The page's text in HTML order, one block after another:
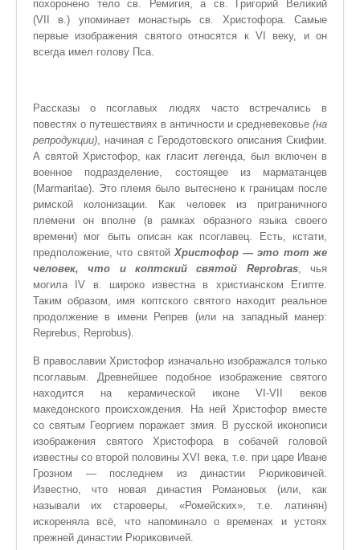
похоронено тело св. Ремигия, а св. Григорий Великий
(VII в.) упоминает монастырь св. Христофора. Самые
первые изображения святого относятся к VI веку, и он
всегда имел голову Пса.
Рассказы о псоглавых людях часто встречались в
повестях о путешествиях в античности и средневековье (на
репродукции), начиная с Геродотовского описания Скифии.
А святой Христофор, как гласит легенда, был включен в
военное подразделение, состоящее из марматанцев
(Marmaritae). Это племя было вытеснено к границам после
римской колонизации. Как человек из приграничного
племени он вполне (в рамках образного языка своего
времени) мог быть описан как псоглавец. Есть, кстати,
предположение, что cвятойХристофор — это тот же
человек, что и коптский cвятой Reprobras, чья
могила IV в. широко известна в христианском Египте.
Таким образом, имя коптского святого находит реальное
продолжение в имени Репрев (или на западный манер:
Reprebus, Reprobus).
В православии Христофор изначально изображался только
псоглавым. Древнейшее подобное изображение святого
находится на керамической иконе VI-VII веков
македонского происхождения. На ней Христофор вместе
со святым Георгием поражает змия. В русской иконописи
изображения святого Христофора в собачей головой
известны со второй половины XVI века, т.е. при царе Иване
Грозном — последнем из династии Рюриковичей.
Известно, что новая династия Романовых (или, как
называли их староверы, «Ромейских», т.е. латинян)
искореняла всё, что напоминало о временах и устоях
прежней династии Рюриковичей.